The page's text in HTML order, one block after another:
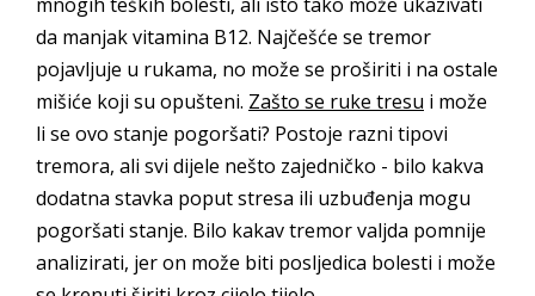
da manjak vitamina B12. Najčešće se tremor
pojavljuje u rukama, no može se proširiti i na ostale
mišiće koji su opušteni. Zašto se ruke tresu i može
li se ovo stanje pogoršati? Postoje razni tipovi
tremora, ali svi dijele nešto zajedničko - bilo kakva
dodatna stavka poput stresa ili uzbuđenja mogu
pogoršati stanje. Bilo kakav tremor valjda pomnije
analizirati, jer on može biti posljedica bolesti i može